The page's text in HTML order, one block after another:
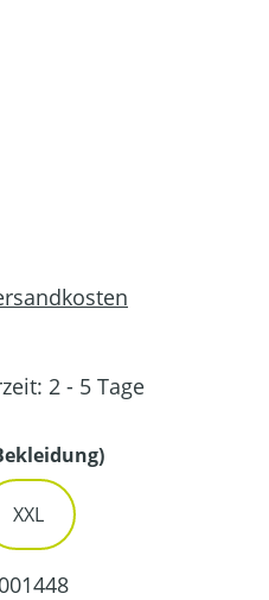
2 - 5 Tage
auswählen
XXL